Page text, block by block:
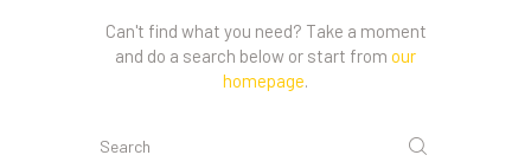
Can't find what you need? Take a moment
and do a search below or start from our
homepage.